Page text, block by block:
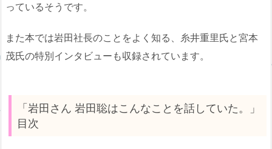
っているそうです。
また本では岩田社長のことをよく知る、糸井重里氏と宮本
茂氏の特別インタビューも収録されています。
「岩田さん 岩田聡はこんなことを話していた。」
目次